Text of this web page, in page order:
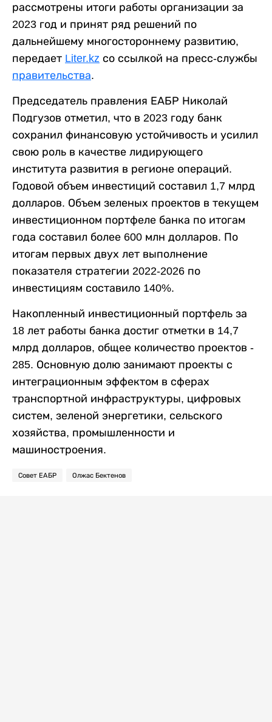
рассмотрены итоги работы организации за
2023 год и принят ряд решений по
дальнейшему многостороннему развитию,
передает Liter.kz со ссылкой на пресс-службы
правительства.
Председатель правления ЕАБР Николай
Подгузов отметил, что в 2023 году банк
сохранил финансовую устойчивость и усилил
свою роль в качестве лидирующего
института развития в регионе операций.
Годовой объем инвестиций составил 1,7 млрд
долларов. Объем зеленых проектов в текущем
инвестиционном портфеле банка по итогам
года составил более 600 млн долларов. По
итогам первых двух лет выполнение
показателя стратегии 2022-2026 по
инвестициям составило 140%.
Накопленный инвестиционный портфель за
18 лет работы банка достиг отметки в 14,7
млрд долларов, общее количество проектов -
285. Основную долю занимают проекты с
интеграционным эффектом в сферах
транспортной инфраструктуры, цифровых
систем, зеленой энергетики, сельского
хозяйства, промышленности и
машиностроения.
Совет ЕАБР Олжас Бектенов